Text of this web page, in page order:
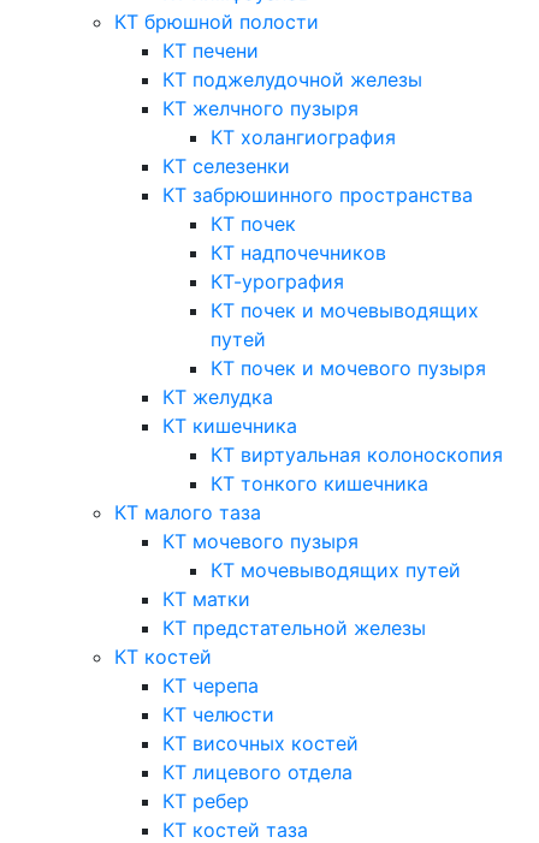
КТ брюшной полости
КТ печени
КТ поджелудочной железы
КТ желчного пузыря
КТ холангиография
КТ селезенки
КТ забрюшинного пространства
КТ почек
КТ надпочечников
КТ-урография
КТ почек и мочевыводящих
путей
КТ почек и мочевого пузыря
КТ желудка
КТ кишечника
КТ виртуальная колоноскопия
КТ тонкого кишечника
КТ малого таза
КТ мочевого пузыря
КТ мочевыводящих путей
КТ матки
КТ предстательной железы
КТ костей
КТ черепа
КТ челюсти
КТ височных костей
КТ лицевого отдела
КТ ребер
КТ костей таза